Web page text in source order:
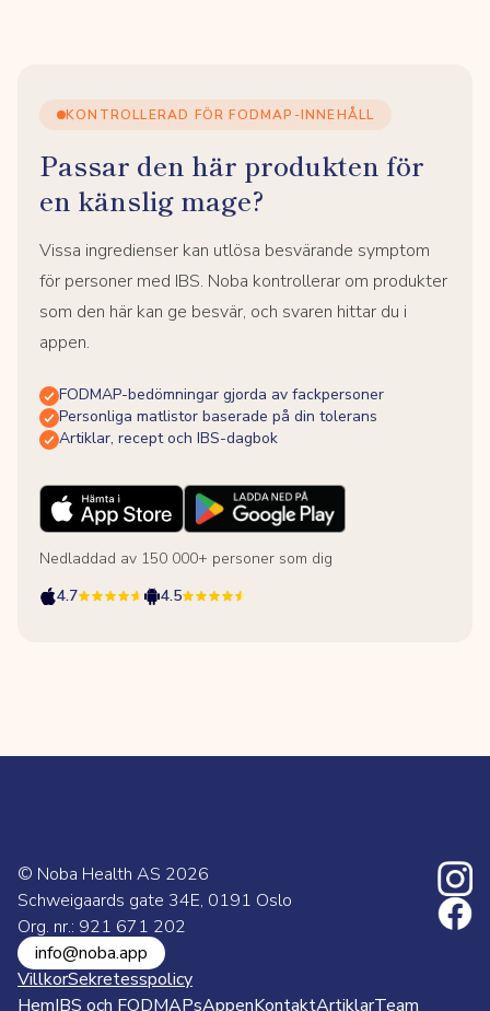
KONTROLLERAD FÖR FODMAP-INNEHÅLL
Passar den här produkten för
en känslig mage?
Vissa ingredienser kan utlösa besvärande symptom
för personer med IBS. Noba kontrollerar om produkter
som den här kan ge besvär, och svaren hittar du i
appen.
FODMAP-bedömningar gjorda av fackpersoner
Personliga matlistor baserade på din tolerans
Artiklar, recept och IBS-dagbok
Nedladdad av 150 000+ personer som dig
4.7
4.5
© Noba Health AS 2026
Schweigaards gate 34E, 0191 Oslo
Org. nr.: 921 671 202
info@noba.app
VillkorSekretesspolicy
HemIBS och FODMAPsAppenKontaktArtiklarTeam